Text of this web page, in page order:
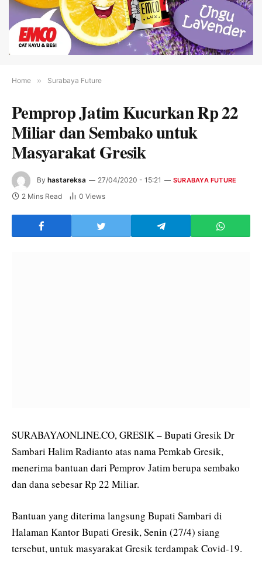
Home » Surabaya Future
Pemprop Jatim Kucurkan Rp 22
Miliar dan Sembako untuk
Masyarakat Gresik
By hastareksa 27/04/2020 - 15:21 SURABAYA FUTURE
2 Mins Read 0 Views
SURABAYAONLINE.CO, GRESIK – Bupati Gresik Dr
Sambari Halim Radianto atas nama Pemkab Gresik,
menerima bantuan dari Pemprov Jatim berupa sembako
dan dana sebesar Rp 22 Miliar.
Bantuan yang diterima langsung Bupati Sambari di
Halaman Kantor Bupati Gresik, Senin (27/4) siang
tersebut, untuk masyarakat Gresik terdampak Covid-19.